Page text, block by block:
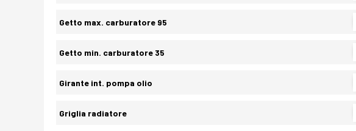
Getto max. carburatore 95
Getto min. carburatore 35
Girante int. pompa olio
Griglia radiatore